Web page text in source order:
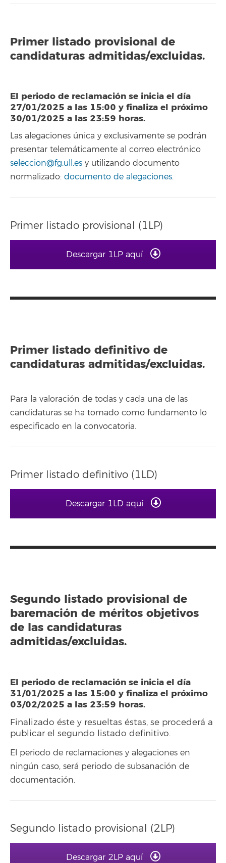
Primer listado provisional de
candidaturas admitidas/excluidas.
El periodo de reclamación se inicia el día
27/01/2025 a las 15:00 y finaliza el próximo
30/01/2025 a las 23:59 horas.
Las alegaciones única y exclusivamente se podrán
presentar telemáticamente al correo electrónico
seleccion@fg.ull.es y utilizando documento
normalizado: documento de alegaciones.
Primer listado provisional (1LP)
Descargar 1LP aquí
Primer listado definitivo de
candidaturas admitidas/excluidas.
Para la valoración de todas y cada una de las
candidaturas se ha tomado como fundamento lo
especificado en la convocatoria.
Primer listado definitivo (1LD)
Descargar 1LD aquí
Segundo listado provisional de
baremación de méritos objetivos
de las candidaturas
admitidas/excluidas.
El periodo de reclamación se inicia el día
31/01/2025 a las 15:00 y finaliza el próximo
03/02/2025 a las 23:59 horas.
Finalizado éste y resueltas éstas, se procederá a
publicar el segundo listado definitivo.
El periodo de reclamaciones y alegaciones en
ningún caso, será periodo de subsanación de
documentación.
Segundo listado provisional (2LP)
Descargar 2LP aquí